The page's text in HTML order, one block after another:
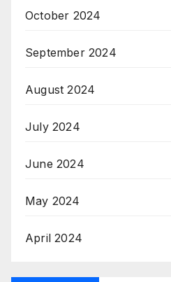
October 2024
September 2024
August 2024
July 2024
June 2024
May 2024
April 2024